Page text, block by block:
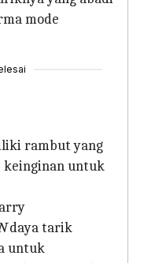
mode
rambut yang
untuk
daya tarik
untuk